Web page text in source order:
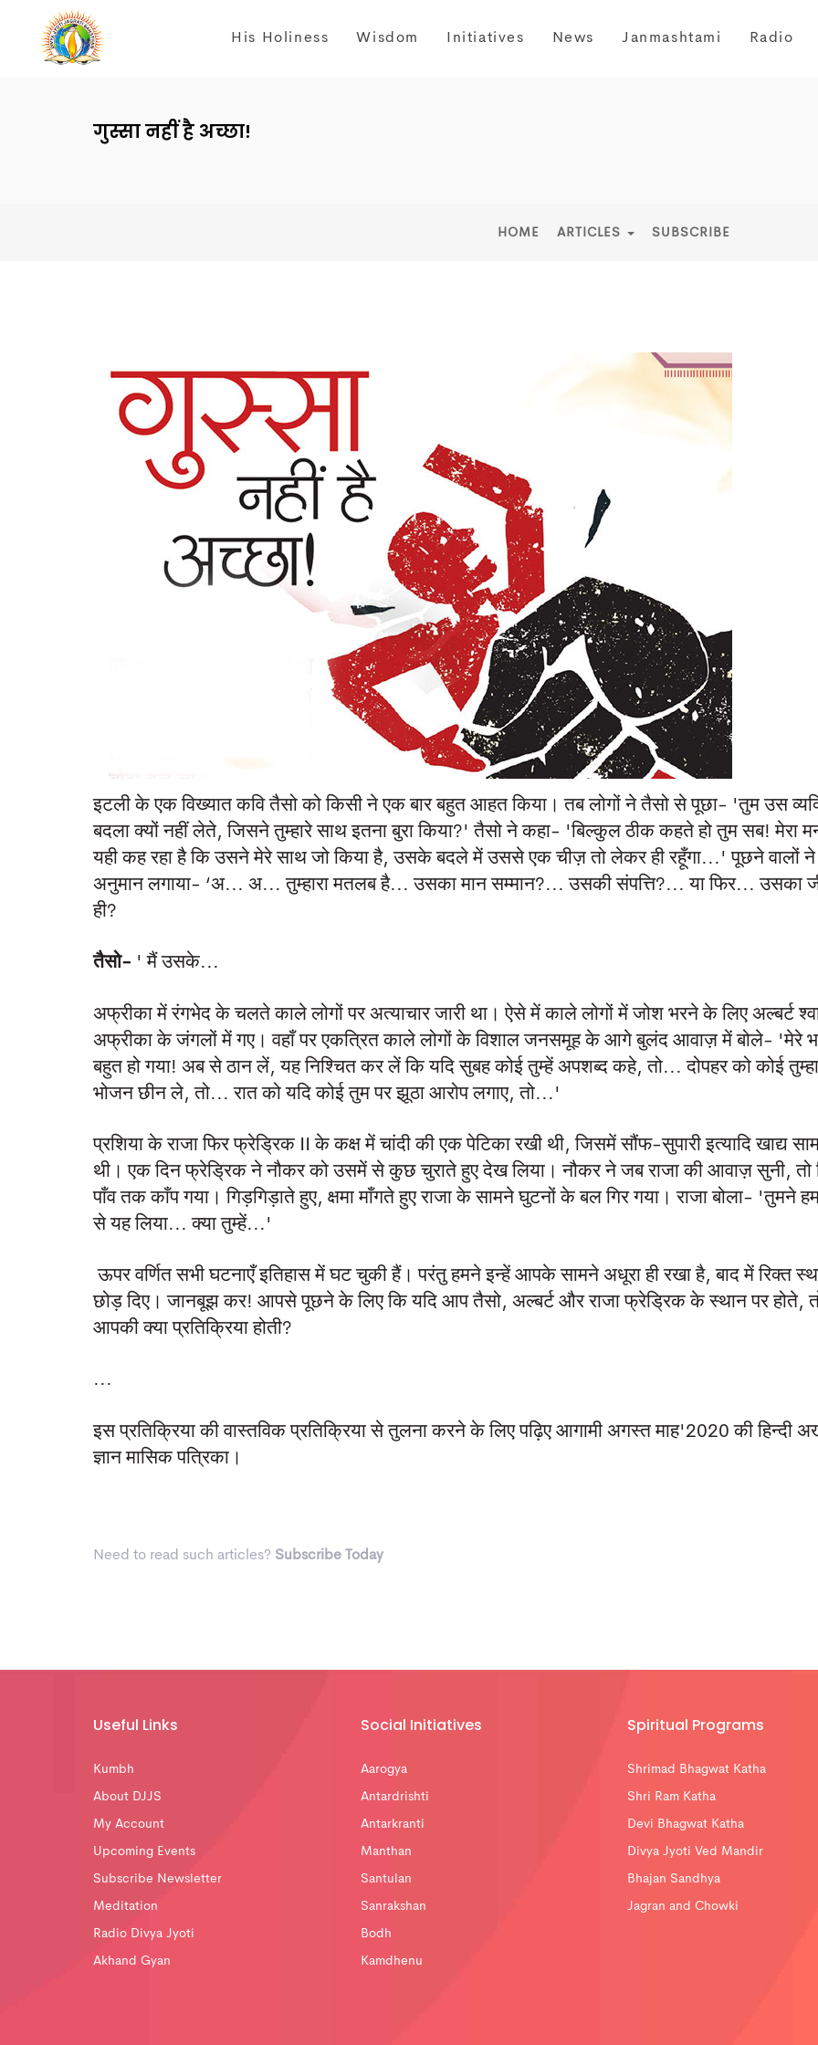
His Holiness Wisdom Initiatives News Janmashtami Radio
गुस्सा नहीं है अच्छा!
HOME ARTICLES SUBSCRIBE
इटली के एक विख्यात कवि तैसो को किसी ने एक बार बहुत आहत किया। तब लोगों ने तैसो से पूछा- 'तुम उस
बदला क्यों नहीं लेते, जिसने तुम्हारे साथ इतना बुरा किया?' तैसो ने कहा- 'बिल्कुल ठीक कहते हो तुम सब! मेरा
यही कह रहा है कि उसने मेरे साथ जो किया है, उसके बदले में उससे एक चीज़ तो लेकर ही रहूँगा...' पूछने वालों ने
अनुमान लगाया- ‘अ... अ... तुम्हारा मतलब है... उसका मान सम्मान?... उसकी संपत्ति?... या फिर... उसका
ही?
तैसो- ' मैं उसके...
अफ्रीका में रंगभेद के चलते काले लोगों पर अत्याचार जारी था। ऐसे में काले लोगों में जोश भरने के लिए अल्बर्ट
अफ्रीका के जंगलों में गए। वहाँ पर एकत्रित काले लोगों के विशाल जनसमूह के आगे बुलंद आवाज़ में बोले- 'मेरे
बहुत हो गया! अब से ठान लें, यह निश्चित कर लें कि यदि सुबह कोई तुम्हें अपशब्द कहे, तो... दोपहर को कोई
भोजन छीन ले, तो... रात को यदि कोई तुम पर झूठा आरोप लगाए, तो...'
प्रशिया के राजा फिर फ्रेड्रिक II के कक्ष में चांदी की एक पेटिका रखी थी, जिसमें सौंफ-सुपारी इत्यादि खाद्य
थी। एक दिन फ्रेड्रिक ने नौकर को उसमें से कुछ चुराते हुए देख लिया। नौकर ने जब राजा की आवाज़ सुनी, तो
पाँव तक काँप गया। गिड़गिड़ाते हुए, क्षमा माँगते हुए राजा के सामने घुटनों के बल गिर गया। राजा बोला- 'तुमने
से यह लिया... क्या तुम्हें...'
ऊपर वर्णित सभी घटनाएँ इतिहास में घट चुकी हैं। परंतु हमने इन्हें आपके सामने अधूरा ही रखा है, बाद में रिक्त
छोड़ दिए। जानबूझ कर! आपसे पूछने के लिए कि यदि आप तैसो, अल्बर्ट और राजा फ्रेड्रिक के स्थान पर होते,
आपकी क्या प्रतिक्रिया होती?
...
इस प्रतिक्रिया की वास्तविक प्रतिक्रिया से तुलना करने के लिए पढ़िए आगामी अगस्त माह'2020 की हिन्दी
ज्ञान मासिक पत्रिका।
Need to read such articles? Subscribe Today
Useful Links
Kumbh
About DJJS
My Account
Upcoming Events
Subscribe Newsletter
Meditation
Radio Divya Jyoti
Akhand Gyan
Social Initiatives
Aarogya
Antardrishti
Antarkranti
Manthan
Santulan
Sanrakshan
Bodh
Kamdhenu
Spiritual Programs
Shrimad Bhagwat Katha
Shri Ram Katha
Devi Bhagwat Katha
Divya Jyoti Ved Mandir
Bhajan Sandhya
Jagran and Chowki